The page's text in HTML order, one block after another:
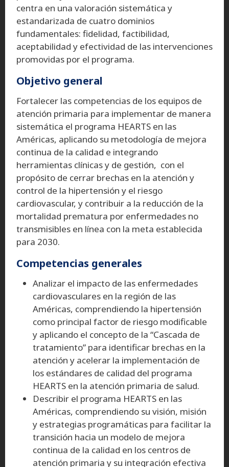
centra en una valoración sistemática y
estandarizada de cuatro dominios
fundamentales: fidelidad, factibilidad,
aceptabilidad y efectividad de las intervenciones
promovidas por el programa.
Objetivo general
Fortalecer las competencias de los equipos de
atención primaria para implementar de manera
sistemática el programa HEARTS en las
Américas, aplicando su metodología de mejora
continua de la calidad e integrando
herramientas clínicas y de gestión, con el
propósito de cerrar brechas en la atención y
control de la hipertensión y el riesgo
cardiovascular, y contribuir a la reducción de la
mortalidad prematura por enfermedades no
transmisibles en línea con la meta establecida
para 2030.
Competencias generales
Analizar el impacto de las enfermedades
cardiovasculares en la región de las
Américas, comprendiendo la hipertensión
como principal factor de riesgo modificable
y aplicando el concepto de la “Cascada de
tratamiento” para identificar brechas en la
atención y acelerar la implementación de
los estándares de calidad del programa
HEARTS en la atención primaria de salud.
Describir el programa HEARTS en las
Américas, comprendiendo su visión, misión
y estrategias programáticas para facilitar la
transición hacia un modelo de mejora
continua de la calidad en los centros de
atención primaria y su integración efectiva